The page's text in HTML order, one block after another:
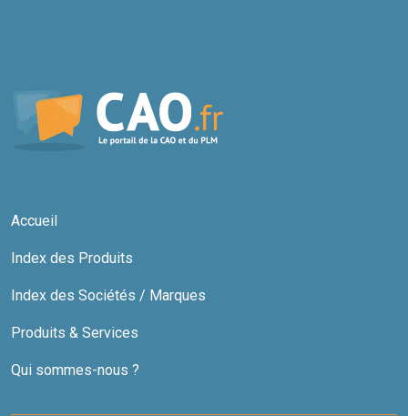
Accueil
Index des Produits
Index des Sociétés / Marques
Produits & Services
Qui sommes-nous ?